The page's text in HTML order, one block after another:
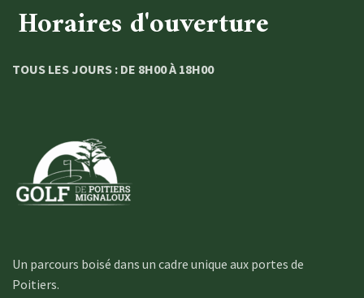
Horaires d'ouverture
TOUS LES JOURS : DE 8H00 À 18H00
Un parcours boisé dans un cadre unique aux portes de
Poitiers.